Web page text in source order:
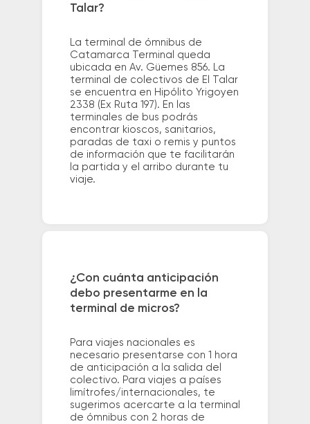
Talar?
La terminal de ómnibus de
Catamarca Terminal queda
ubicada en Av. Güemes 856. La
terminal de colectivos de El Talar
se encuentra en Hipólito Yrigoyen
2338 (Ex Ruta 197). En las
terminales de bus podrás
encontrar kioscos, sanitarios,
paradas de taxi o remis y puntos
de información que te facilitarán
la partida y el arribo durante tu
viaje.
¿Con cuánta anticipación
debo presentarme en la
terminal de micros?
Para viajes nacionales es
necesario presentarse con 1 hora
de anticipación a la salida del
colectivo. Para viajes a países
limítrofes/internacionales, te
sugerimos acercarte a la terminal
de ómnibus con 2 horas de